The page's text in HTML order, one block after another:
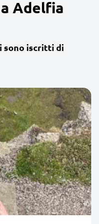
Adelfia
sono iscritti di